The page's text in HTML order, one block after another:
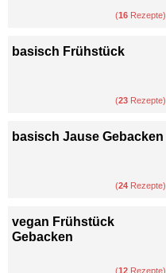
(16 Rezepte)
basisch Frühstück
(23 Rezepte)
basisch Jause Gebacken
(24 Rezepte)
vegan Frühstück
Gebacken
(12 Rezepte)